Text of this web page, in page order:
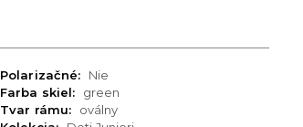
Polarizačné:
Nie
Farba skiel:
green
Tvar rámu:
oválny